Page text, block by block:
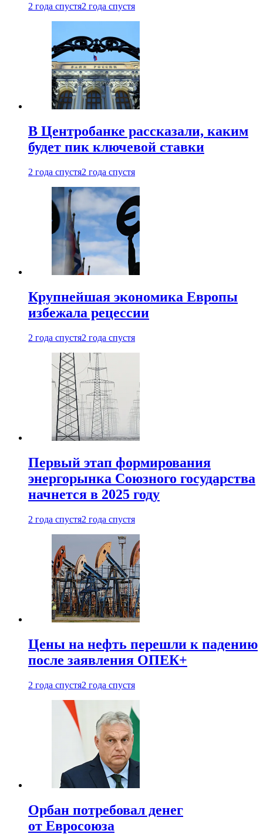
2 года спустя2 года спустя
В Центробанке рассказали, каким
будет пик ключевой ставки
2 года спустя2 года спустя
Крупнейшая экономика Европы
избежала рецессии
2 года спустя2 года спустя
Первый этап формирования
энергорынка Союзного государства
начнется в 2025 году
2 года спустя2 года спустя
Цены на нефть перешли к падению
после заявления ОПЕК+
2 года спустя2 года спустя
Орбан потребовал денег
от Евросоюза